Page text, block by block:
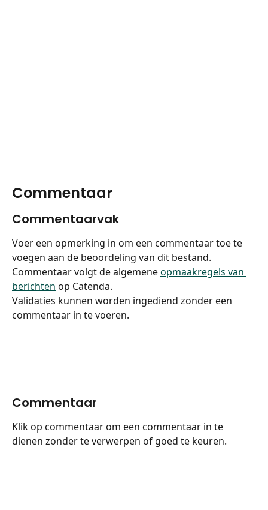
Commentaar
Commentaarvak
Voer een opmerking in om een commentaar toe te
voegen aan de beoordeling van dit bestand.
Commentaar volgt de algemene opmaakregels van
berichten op Catenda.
Validaties kunnen worden ingediend zonder een
commentaar in te voeren.
Commentaar
Klik op commentaar om een commentaar in te
dienen zonder te verwerpen of goed te keuren.